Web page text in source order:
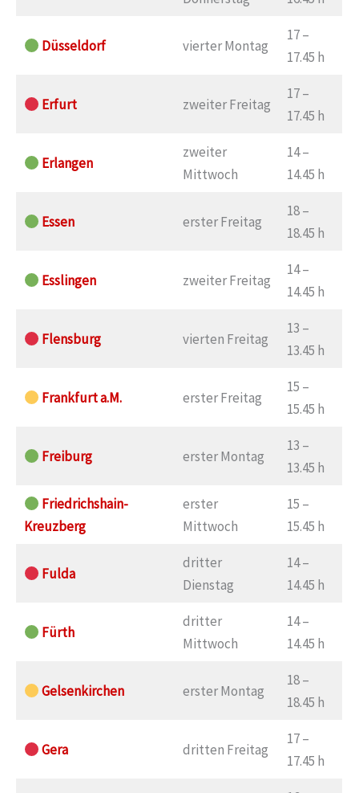
Düsseldorf vierter Montag
17 –
17.45 h
Erfurt zweiter Freitag
17 –
17.45 h
Erlangen
zweiter
Mittwoch
14 –
14.45 h
Essen erster Freitag
18 –
18.45 h
Esslingen zweiter Freitag
14 –
14.45 h
Flensburg vierten Freitag
13 –
13.45 h
Frankfurt a.M. erster Freitag
15 –
15.45 h
Freiburg erster Montag
13 –
13.45 h
Friedrichshain-
Kreuzberg
erster
Mittwoch
15 –
15.45 h
Fulda
dritter
Dienstag
14 –
14.45 h
Fürth
dritter
Mittwoch
14 –
14.45 h
Gelsenkirchen erster Montag
18 –
18.45 h
Gera dritten Freitag
17 –
17.45 h